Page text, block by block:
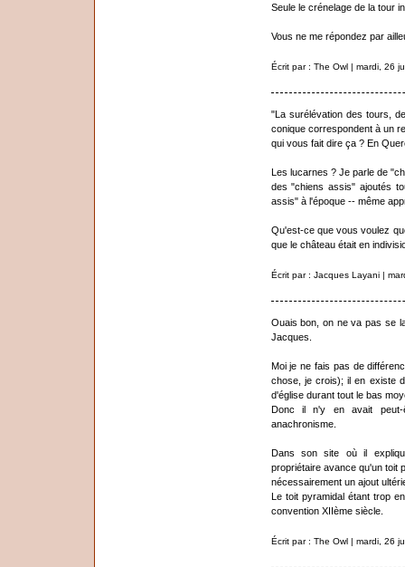
Seule le crénelage de la tour
Vous ne me répondez par
Écrit par : The Owl | mardi, 26
"La surélévation des tours,
conique correspondent à un
qui vous fait dire ça ? En
Les lucarnes ? Je parle de
des "chiens assis" ajoutés
assis" à l'époque -- même
Qu'est-ce que vous voulez
que le château était en
Écrit par : Jacques Layani |
Ouais bon, on ne va pas se
Jacques.
Moi je ne fais pas de
chose, je crois); il en existe
d'église durant tout le bas
Donc il n'y en avait
anachronisme.
Dans son site où il
propriétaire avance qu'un toit
nécessairement un ajout
Le toit pyramidal étant trop
convention XIIème siècle.
Écrit par : The Owl | mardi, 26